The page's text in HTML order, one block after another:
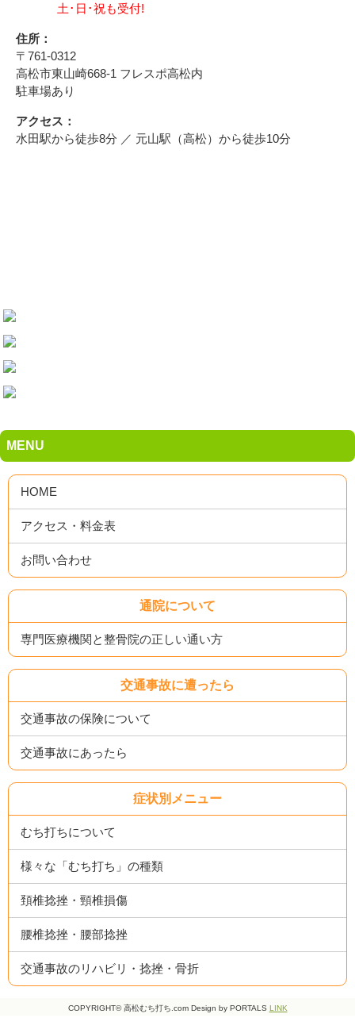
土･日･祝も受付!
住所：
〒761-0312
高松市東山崎668-1 フレスポ高松内
駐車場あり
アクセス：
水田駅から徒歩8分 ／ 元山駅（高松）から徒歩10分
MENU
HOME
アクセス・料金表
お問い合わせ
通院について
専門医療機関と整骨院の正しい通い方
交通事故に遭ったら
交通事故の保険について
交通事故にあったら
症状別メニュー
むち打ちについて
様々な「むち打ち」の種類
頚椎捻挫・頸椎損傷
腰椎捻挫・腰部捻挫
交通事故のリハビリ・捻挫・骨折
COPYRIGHT© 高松むち打ち.com Design by PORTALS LINK